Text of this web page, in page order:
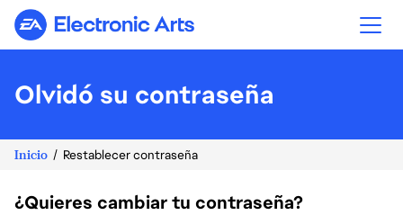
Electronic Arts
Olvidó su contraseña
Inicio Restablecer contraseña
¿Quieres cambiar tu contraseña?